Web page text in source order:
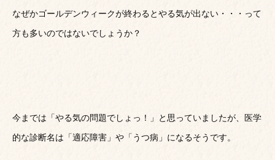
なぜかゴールデンウィークが終わるとやる気が出ない・・・って
方も多いのではないでしょうか？
今までは「やる気の問題でしょっ！」と思っていましたが、医学
的な診断名は「適応障害」や「うつ病」になるそうです。